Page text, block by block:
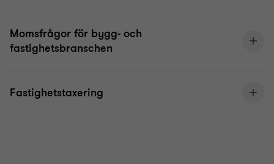
Momsfrågor för bygg- och
fastighetsbranschen
Fastighetstaxering